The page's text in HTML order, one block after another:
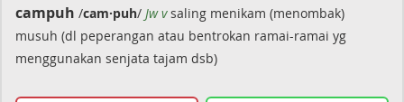
campuh /cam·puh/ Jw vsaling menikam (menombak)
musuh (dl peperangan atau bentrokan ramai-ramai yg
menggunakan senjata tajam dsb)